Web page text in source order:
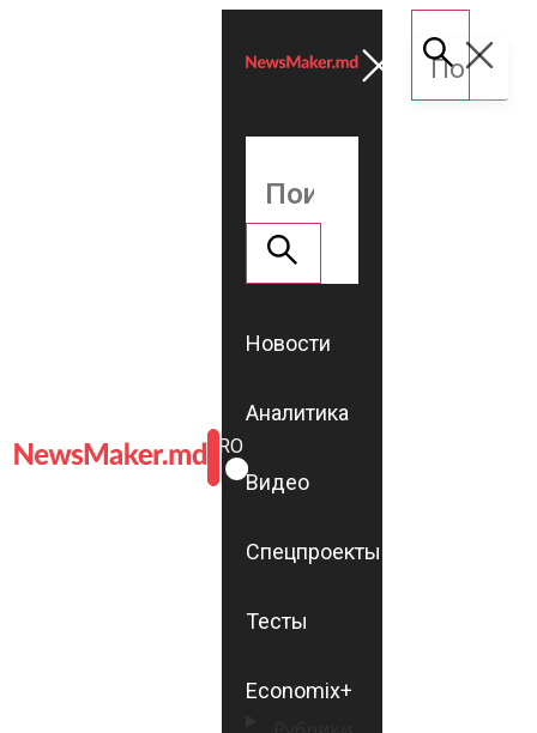
ROMÂNĂ
RU
Новости
Аналитика
Видео
Спецпроекты
Тесты
Economix+